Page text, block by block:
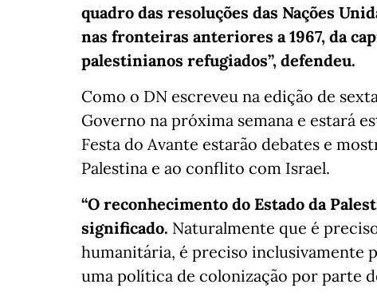
quadro das resoluções das Nações
nas fronteiras anteriores a 1967, da
palestinianos refugiados”, defendeu.
Como o DN escreveu na edição de
Governo na próxima semana e estará
Festa do Avante estarão debates e
Palestina e ao conflito com Israel.
“O reconhecimento do Estado da
significado. Naturalmente que é
humanitária, é preciso inclusivamente
uma política de colonização por parte